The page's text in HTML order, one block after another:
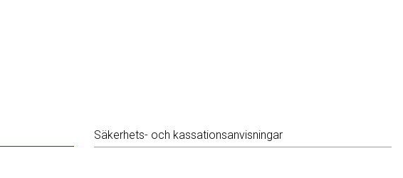
Säkerhets- och kassationsanvisningar